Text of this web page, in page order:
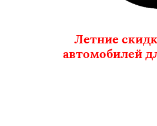
Летние
автомобилей